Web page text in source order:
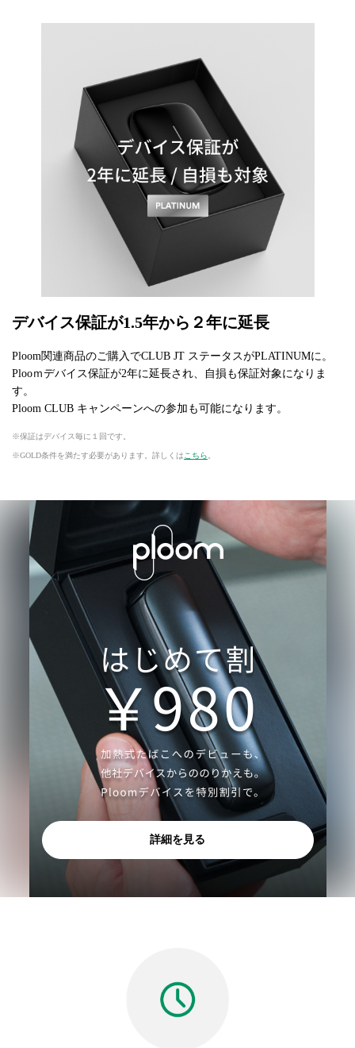
デバイス保証が1.5年から２年に延長
Ploom関連商品のご購入でCLUB JT ステータスがPLATINUMに。
Plooｍデバイス保証が2年に延長され、自損も保証対象になりま
す。
Ploom CLUB キャンペーンへの参加も可能になります。
保証はデバイス毎に１回です。
GOLD条件を満たす必要があります。詳しくは こちら
詳細を見る